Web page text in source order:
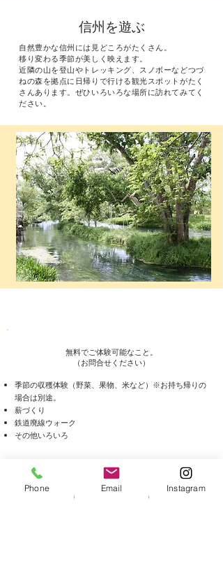
信州を遊ぶ
自然豊かな信州には見どころがたくさん。
移り変わる季節が美しく映えます。
近隣の山を登山やトレッキング、スノボーなどつづ
ねの森を拠点に日帰りで行ける観光スポットがたく
さんあります。ぜひいろいろな場所に訪れてみてく
ださい。
無料でご体験可能なこと。
（お問合せください）
季節の収穫体験（野菜、果物、米など）※お持ち帰りの
場合は別途。
薪づくり
鉄道廃線ウォーク
その他いろいろ
有料の体験メニュー
​​【現在調整中】
事前の準備が必要なものもございますので、お早目にお
Phone Email Instagram